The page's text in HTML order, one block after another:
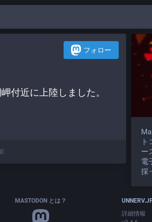
フォロー
付近に上陸しました。
ー
電
採
MASTODON とは？
詳細情報